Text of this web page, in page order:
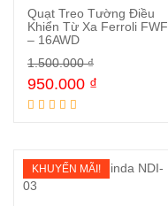
Mua ngay
Quạt Treo Tường Điều
Khiển Từ Xa Ferroli FWF
– 16AWD
1.500.000₫
950.000 ₫
KHUYẾN MÃI!